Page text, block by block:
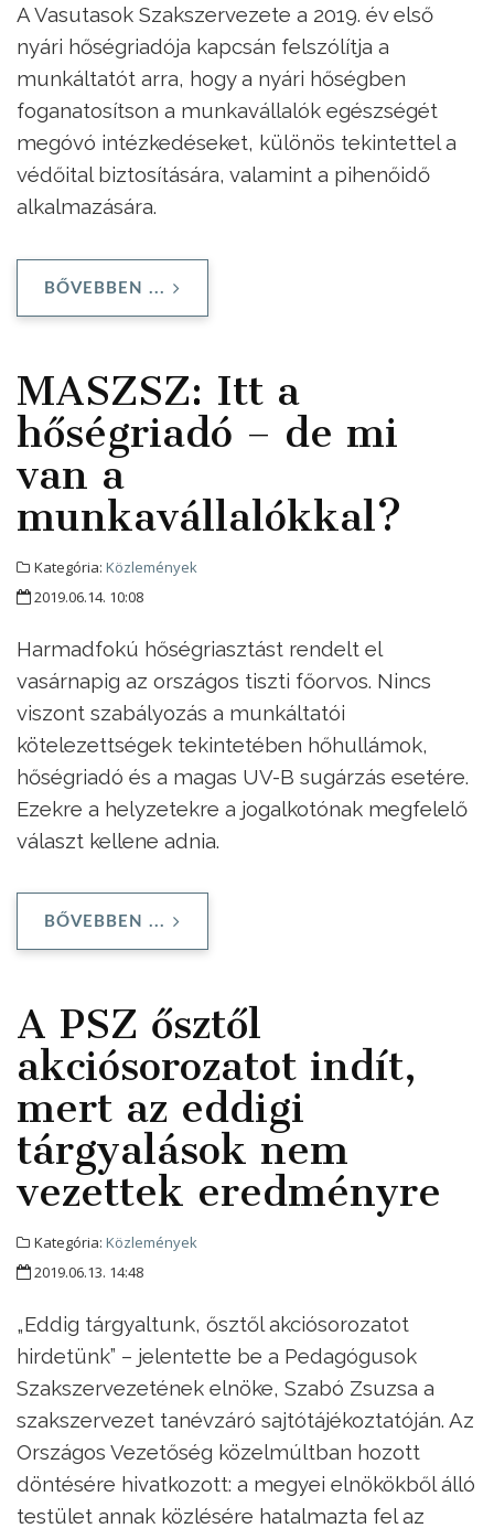
A Vasutasok Szakszervezete a 2019. év első
nyári hőségriadója kapcsán felszólítja a
munkáltatót arra, hogy a nyári hőségben
foganatosítson a munkavállalók egészségét
megóvó intézkedéseket, különös tekintettel a
védőital biztosítására, valamint a pihenőidő
alkalmazására.
BŐVEBBEN ...
MASZSZ: Itt a
hőségriadó – de mi
van a
munkavállalókkal?
Kategória: Közlemények
2019.06.14. 10:08
Harmadfokú hőségriasztást rendelt el
vasárnapig az országos tiszti főorvos. Nincs
viszont szabályozás a munkáltatói
kötelezettségek tekintetében hőhullámok,
hőségriadó és a magas UV-B sugárzás esetére.
Ezekre a helyzetekre a jogalkotónak megfelelő
választ kellene adnia.
BŐVEBBEN ...
A PSZ ősztől
akciósorozatot indít,
mert az eddigi
tárgyalások nem
vezettek eredményre
Kategória: Közlemények
2019.06.13. 14:48
„Eddig tárgyaltunk, ősztől akciósorozatot
hirdetünk” – jelentette be a Pedagógusok
Szakszervezetének elnöke, Szabó Zsuzsa a
szakszervezet tanévzáró sajtótájékoztatóján. Az
Országos Vezetőség közelmúltban hozott
döntésére hivatkozott: a megyei elnökökből álló
testület annak közlésére hatalmazta fel az